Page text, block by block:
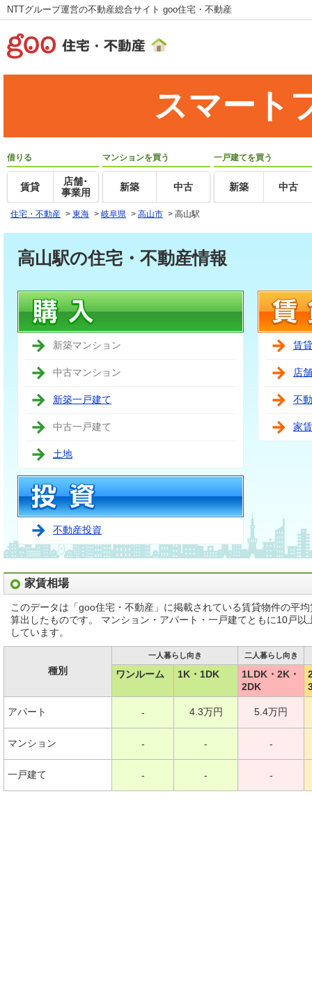
NTTグループ運営の不動産総合サイト goo住宅・不動産
スマート
借りる
賃貸
店舗･
事業用
マンションを買う
新築 中古
一戸建てを買う
新築 中古
住宅・不動産 > 東海 > 岐阜県 > 高山市 > 高山駅
高山駅の住宅・不動産情報
新築マンション
中古マンション
新築一戸建て
中古一戸建て
土地
不動産投資
賃
店
不
家
家賃相場
このデータは「goo住宅・不動産」に掲載されている賃貸物件の平
算出したものです。 マンション・アパート・一戸建てともに10戸
しています。
種別
一人暮らし向き 二人暮らし向き
ワンルーム 1K・1DK
1LDK・2K・
2DK
アパート - 4.3万円 5.4万円
マンション - - -
一戸建て - - -